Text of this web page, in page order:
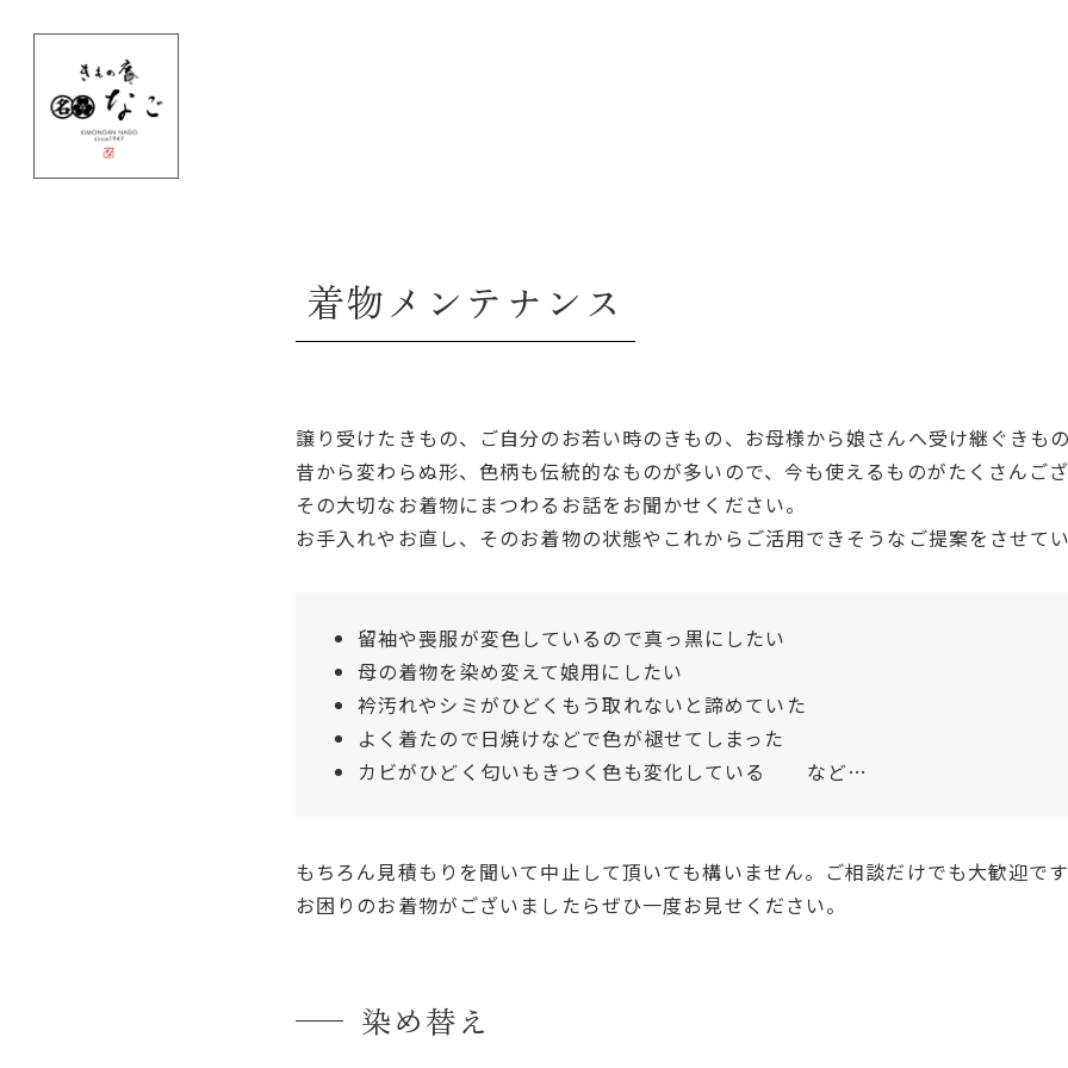
着物メンテナンス
譲り受けたきもの、ご自分のお若い時のきもの、お母様から娘さんへ受け継ぐきも
昔から変わらぬ形、色柄も伝統的なものが多いので、今も使えるものがたくさんござ
その大切なお着物にまつわるお話をお聞かせください。
お手入れやお直し、そのお着物の状態やこれからご活用できそうなご提案をさせて
留袖や喪服が変色しているので真っ黒にしたい
母の着物を染め変えて娘用にしたい
衿汚れやシミがひどくもう取れないと諦めていた
よく着たので日焼けなどで色が褪せてしまった
カビがひどく匂いもきつく色も変化している など…
もちろん見積もりを聞いて中止して頂いても構いません。ご相談だけでも大歓迎です
お困りのお着物がございましたらぜひ一度お見せください。
染め替え